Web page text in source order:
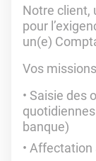
Notre client,
pour
un(e)
Vos
Saisie des
banque)
Affectation